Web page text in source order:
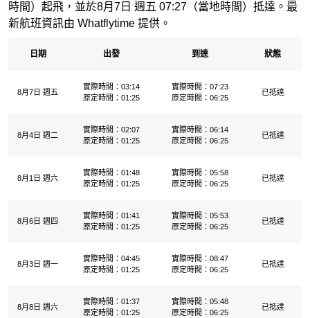
時間）起飛，並於8月7日 週五 07:27（當地時間）抵達。最
新航班資訊由 Whatflytime 提供。
日期 出發 到達 狀態
8月7日 週五
實際時間：03:14
原定時間：01:25
實際時間：07:23
原定時間：06:25
已抵達
8月4日 週二
實際時間：02:07
原定時間：01:25
實際時間：06:14
原定時間：06:25
已抵達
8月1日 週六
實際時間：01:48
原定時間：01:25
實際時間：05:58
原定時間：06:25
已抵達
8月6日 週四
實際時間：01:41
原定時間：01:25
實際時間：05:53
原定時間：06:25
已抵達
8月3日 週一
實際時間：04:45
原定時間：01:25
實際時間：08:47
原定時間：06:25
已抵達
8月8日 週六
實際時間：01:37
原定時間：01:25
實際時間：05:48
原定時間：06:25
已抵達